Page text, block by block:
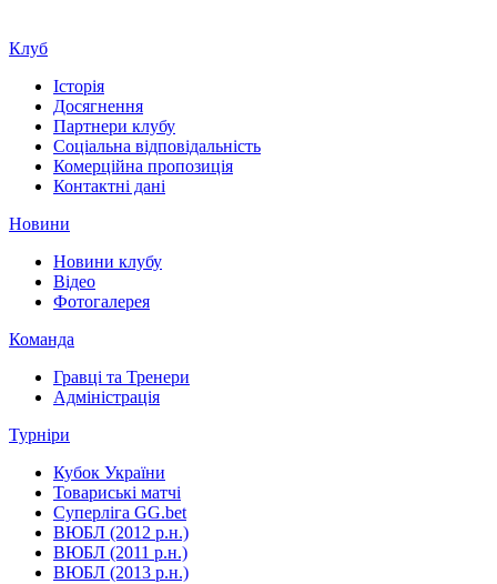
Клуб
Історія
Досягнення
Партнери клубу
Соціальна відповідальність
Комерційна пропозиція
Контактні дані
Новини
Новини клубу
Відео
Фотогалерея
Команда
Гравці та Тренери
Адміністрація
Турніри
Кубок України
Товариські матчі
Суперліга GG.bet
ВЮБЛ (2012 р.н.)
ВЮБЛ (2011 р.н.)
ВЮБЛ (2013 р.н.)